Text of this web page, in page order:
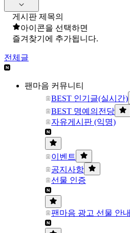
게시판 제목의
아이콘을 선택하면
즐겨찾기에 추가됩니다.
전체글
팬마음 커뮤니티
BEST 인기글(실시간)
BEST 명예의전당
자유게시판 (익명)
이벤트
공지사항
선물 인증
팬마음 광고 선물 안내